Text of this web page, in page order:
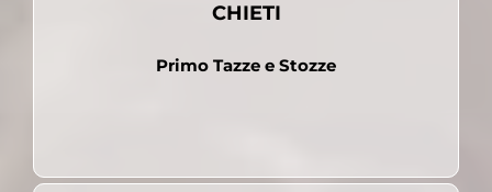
CHIETI
Primo Tazze e Stozze